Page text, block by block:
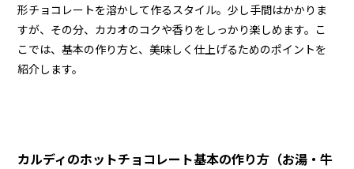
形チョコレートを溶かして作るスタイル。少し手間はかかりま
すが、その分、カカオのコクや香りをしっかり楽しめます。こ
こでは、基本の作り方と、美味しく仕上げるためのポイントを
紹介します。
カルディのホットチョコレート基本の作り方（お湯・牛